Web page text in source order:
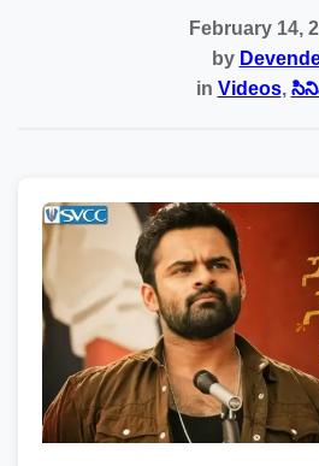
February 14,
by
in Videos,